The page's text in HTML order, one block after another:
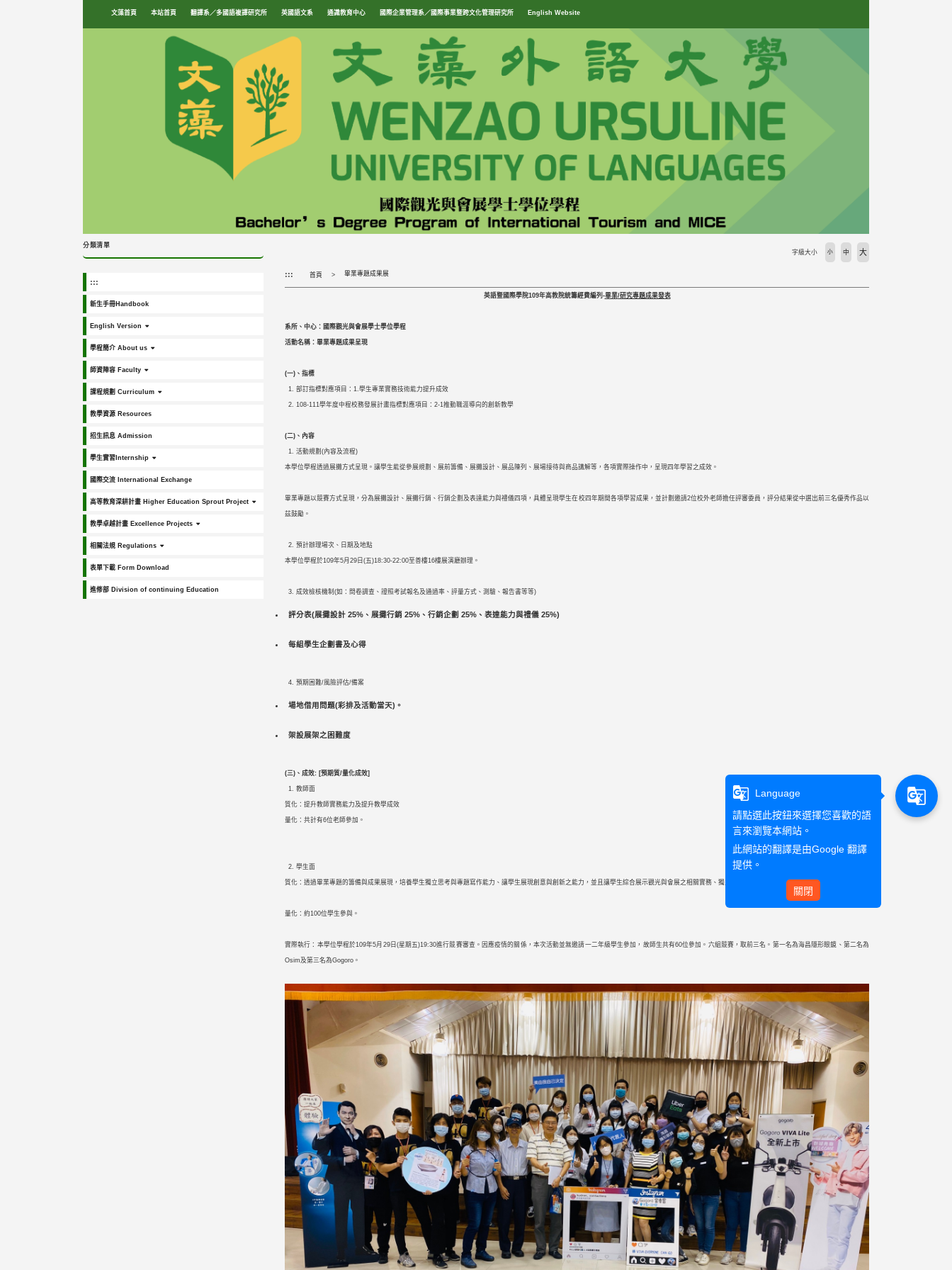
文藻首頁 本站首頁 翻譯系／多國語複譯研究所 英國語文系 通識教育中心 國際企業管理系／國際事業暨跨文化管理研究所 English Website
分類清單
:::
新生手冊Handbook
English Version
學程簡介 About us
師資陣容 Faculty
課程規劃 Curriculum
教學資源 Resources
招生訊息 Admission
學生實習Internship
國際交流 International Exchange
高等教育深耕計畫 Higher Education Sprout Project
教學卓越計畫 Excellence Projects
相關法規 Regulations
表單下載 Form Download
進修部 Division of continuing Education
::: 首頁 畢業專題成果展
字級大小 小 中 大
英語暨國際學院109年高教院統籌經費編列 -畢業/研究專題成果發表
系所、中心：國際觀光與會展學士學位學程
活動名稱：畢業專題成果呈現
(一)、指標
部訂指標對應項目：1.學生專業實務技術能力提升成效
108-111學年度中程校務發展計畫指標對應項目：2-1推動職涯導向的創新教學
(二) 、內容
活動規劃(內容及流程)
本學位學程透過展攤方式呈現。讓學生能從參展規劃、展前籌備、展攤設計、展品陳列、展場接待與商品講解等，各項實際操作中，呈現四年學習之成效。
畢業專題以競賽方式呈現，分為展攤設計、展攤行銷、行銷企劃及表達能力與禮儀四項，具體呈現學生在校四年期間各項學習成果，並計劃邀請2位校外老師擔任評審委員，評分結果從中選出前三名優秀作品以
茲鼓勵。
預計辦理場次、日期及地點
本學位學程於109年5月29日(五)18:30-22:00至善樓16樓展演廳辦理。
成效檢核機制(如：問卷調查、證照考試報名及通過率、評量方式、測驗、報告書等等)
評分表(展攤設計 25%、展攤行銷 25%、行銷企劃 25%、表達能力與禮儀 25%)
每組學生企劃書及心得
預期困難/風險評估/備案
場地借用問題(彩排及活動當天)。
架設展架之困難度
(三) 、成效: [預期質/量化成效]
教師面
質化：提升教師實務能力及提升教學成效
量化：共計有6位老師參加。
學生面
質化：透過畢業專題的籌備與成果展現，培養學生獨立思考與專題寫作能力、讓學生展現創意與創新之能力，並且讓學生綜合展示觀光與會展之相關實務、獨立工作和團隊合作之精神。
量化：約100位學生參與。
實際執行：本學位學程於109年5月29日(星期五)19:30進行競賽審查。因應疫情的關係，本次活動並無邀請一二年級學生參加，故師生共有60位參加。六組競賽，取前三名。第一名為海昌隱形眼鏡、第二名為
Osim及第三名為Gogoro。
g_translate
Language
請點選此按鈕來選擇您喜歡的語
言來瀏覽本網站。
此網站的翻譯是由Google 翻譯
提供。
關閉
g_translate